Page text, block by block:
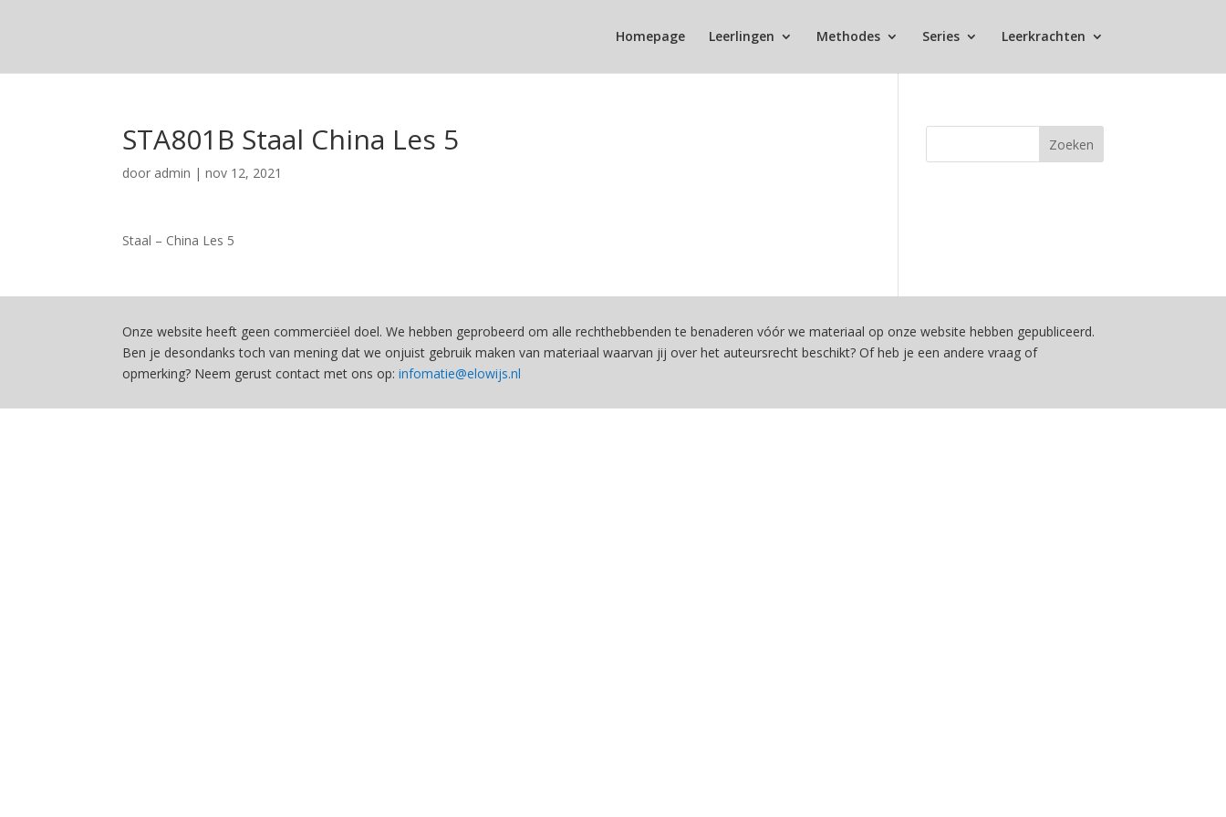
Homepage Leerlingen Methodes Series Leerkrachten
STA801B Staal China Les 5
door admin |nov 12, 2021
Staal – China Les 5
Onze website heeft geen commerciëel doel. We hebben geprobeerd om alle rechthebbenden te benaderen vóór we materiaal op onze website hebben gepubliceerd.
Ben je desondanks toch van mening dat we onjuist gebruik maken van materiaal waarvan jij over het auteursrecht beschikt? Of heb je een andere vraag of
opmerking? Neem gerust contact met ons op:infomatie@elowijs.nl